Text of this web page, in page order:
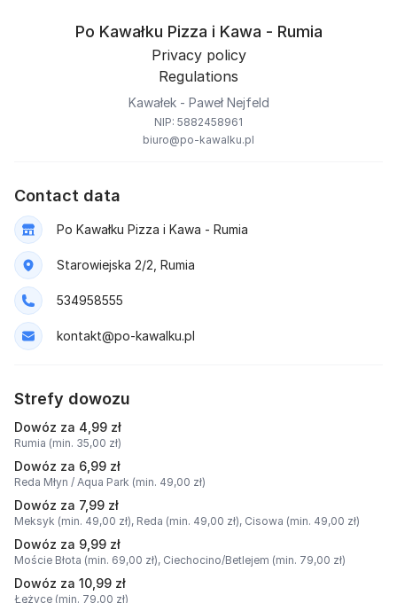
Po Kawałku Pizza i Kawa - Rumia
Privacy policy
Regulations
Kawałek - Paweł Nejfeld
NIP: 5882458961
biuro@po-kawalku.pl
Contact data
Po Kawałku Pizza i Kawa - Rumia
Starowiejska 2/2, Rumia
534958555
kontakt@po-kawalku.pl
Strefy dowozu
Dowóz za 4,99 zł
Rumia (min. 35,00 zł)
Dowóz za 6,99 zł
Reda Młyn / Aqua Park (min. 49,00 zł)
Dowóz za 7,99 zł
Meksyk (min. 49,00 zł), Reda (min. 49,00 zł), Cisowa (min. 49,00 zł)
Dowóz za 9,99 zł
Moście Błota (min. 69,00 zł), Ciechocino/Betlejem (min. 79,00 zł)
Dowóz za 10,99 zł
Łężyce (min. 79,00 zł)